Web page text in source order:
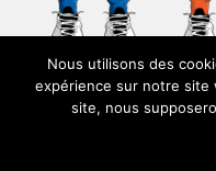
©
Nous utilisons des
expérience sur notre site
site, nous